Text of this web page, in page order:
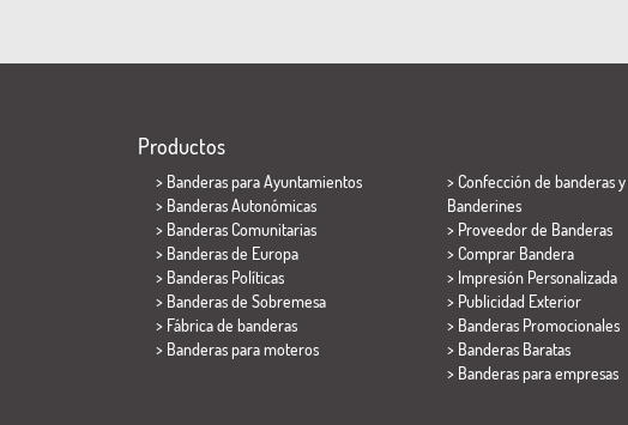
Productos
> Banderas para Ayuntamientos
> Banderas Autonómicas
> Banderas Comunitarias
> Banderas de Europa
> Banderas Políticas
> Banderas de Sobremesa
> Fábrica de banderas
> Banderas para moteros
> Confección de banderas y
Banderines
> Proveedor de Banderas
> Comprar Bandera
> Impresión Personalizada
> Publicidad Exterior
> Banderas Promocionales
> Banderas Baratas
> Banderas para empresas